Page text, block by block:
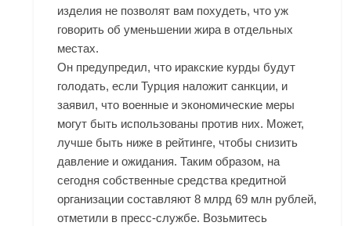
изделия не позволят вам похудеть, что уж
говорить об уменьшении жира в отдельных
местах.
Он предупредил, что иракские курды будут
голодать, если Турция наложит санкции, и
заявил, что военные и экономические меры
могут быть использованы против них. Может,
лучше быть ниже в рейтинге, чтобы снизить
давление и ожидания. Таким образом, на
сегодня собственные средства кредитной
организации составляют 8 млрд 69 млн рублей,
отметили в пресс-службе. Возьмитесь